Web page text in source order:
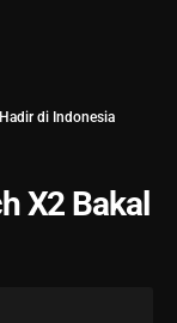
di Indonesia
X2 Bakal